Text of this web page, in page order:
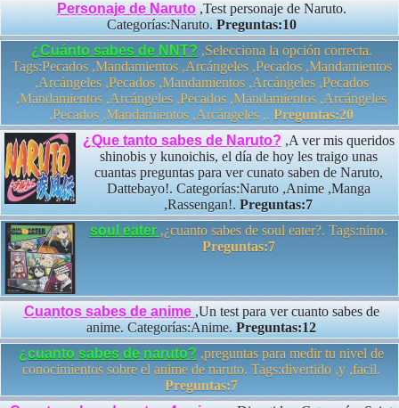
Personaje de Naruto,Test personaje de Naruto.
Categorías:Naruto.Preguntas:10
¿Cuánto sabes de NNT? ,Selecciona la opción correcta.
Tags:Pecados ,Mandamientos ,Arcángeles ,Pecados ,Mandamientos
,Arcángeles ,Pecados ,Mandamientos ,Arcángeles ,Pecados
,Mandamientos ,Arcángeles ,Pecados ,Mandamientos ,Arcángeles
,Pecados ,Mandamientos ,Arcángeles ,. Preguntas:20
¿Que tanto sabes de Naruto? ,A ver mis queridos
shinobis y kunoichis, el día de hoy les traigo unas
cuantas preguntas para ver cunato saben de Naruto,
Dattebayo!. Categorías:Naruto ,Anime ,Manga
,Rassengan!. Preguntas:7
soul eater ,¿cuanto sabes de soul eater?. Tags:nino.
Preguntas:7
Cuantos sabes de anime ,Un test para ver cuanto sabes de
anime. Categorías:Anime.Preguntas:12
¿cuanto sabes de naruto? ,preguntas para medir tu nivel de
conocimientos sobre el anime de naruto. Tags:divertido ,y ,facil.
Preguntas:7